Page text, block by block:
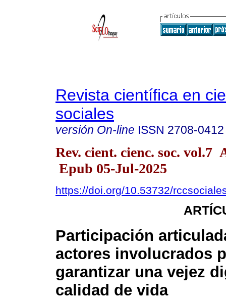
Revista científica en
sociales
versión On-line ISSN 2708-0412
Rev. cient. cienc. soc. vol.7
Epub 05-Jul-2025
https://doi.org/10.53732/
Participación
actores involucrados
garantizar una vejez
calidad de vida